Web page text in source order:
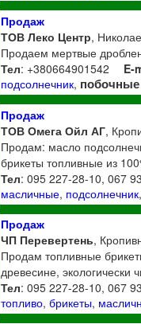
Продаж
ТОВ Леко Центр,
Продаем мертвые
Тел: +380664901542 E-
подсолнечник,
Продаж
ТОВ Омега Ойл АГ,
Продам: масло
брикеты топливные из
Тел: 095 227-28-10, 067
масличные, подсолнечник,
Продаж
ЧП Перевертень,
Продам топливные
древесине, экологически
Тел: 095 227-28-10, 067
топливо,брикеты,